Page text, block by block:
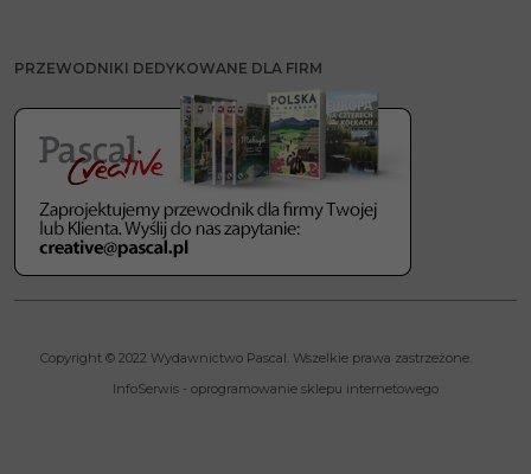
PRZEWODNIKI DEDYKOWANE DLA FIRM
Copyright © 2022 Wydawnictwo Pascal. Wszelkie prawa zastrzeżone.
InfoSerwis- oprogramowanie sklepu internetowego